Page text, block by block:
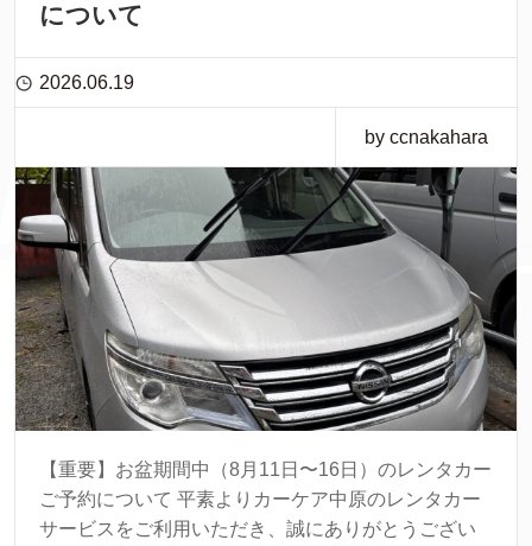
について
2026.06.19
by ccnakahara
【重要】お盆期間中（8月11日〜16日）のレンタカー
ご予約について 平素よりカーケア中原のレンタカー
サービスをご利用いただき、誠にありがとうござい